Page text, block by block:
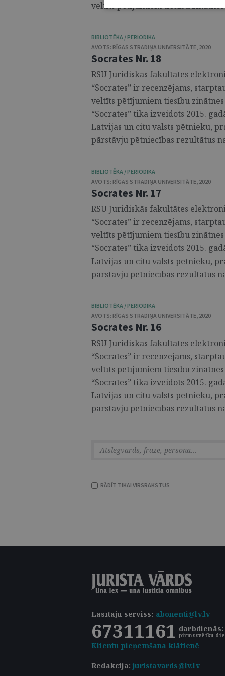
veltīts pētījumiem tiesību
BIBLIOTĒKA / PERIODIKA
AVOTS: RĪGAS STRADIŅA UNIVERSITĀTE, 2020
Socrates Nr. 18
RSU Juridiskās fakultātes
“Socrates” ir recenzējams,
veltīts pētījumiem tiesību
“Socrates” tika izveidots 2015.
Latvijas un citu valsts pētnieku,
pārstāvju pētniecības rezultātus
BIBLIOTĒKA / PERIODIKA
AVOTS: RĪGAS STRADIŅA UNIVERSITĀTE, 2020
Socrates Nr. 17
RSU Juridiskās fakultātes
“Socrates” ir recenzējams,
veltīts pētījumiem tiesību
“Socrates” tika izveidots 2015.
Latvijas un citu valsts pētnieku,
pārstāvju pētniecības rezultātus
BIBLIOTĒKA / PERIODIKA
AVOTS: RĪGAS STRADIŅA UNIVERSITĀTE, 2020
Socrates Nr. 16
RSU Juridiskās fakultātes
“Socrates” ir recenzējams,
veltīts pētījumiem tiesību
“Socrates” tika izveidots 2015.
Latvijas un citu valsts pētnieku,
pārstāvju pētniecības rezultātus
RĀDĪT TIKAI VIRSRAKSTUS
Lasītāju serviss: abonenti@lv.lv
67311161 darbdienās:
pirmssvētku
Klientu pieņemšana klātienē
Redakcija:juristavards@lv.lv